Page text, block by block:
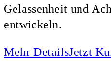
Gelassenheit und
entwickeln.
Mehr DetailsJetzt